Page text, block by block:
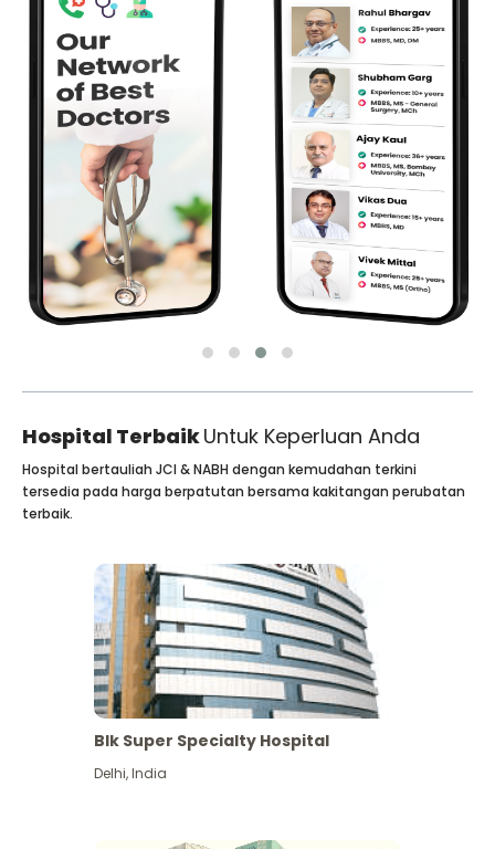
Hospital TerbaikUntuk Keperluan Anda
Hospital bertauliah JCI & NABH dengan kemudahan terkini
tersedia pada harga berpatutan bersama kakitangan perubatan
terbaik.
Blk Super Specialty Hospital
Delhi,India